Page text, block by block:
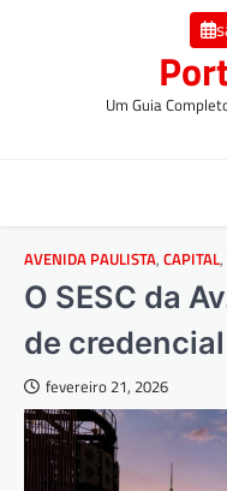
Um Guia
AVENIDA PAULISTA, CAPITAL,
O SESC da
de
fevereiro 21, 2026